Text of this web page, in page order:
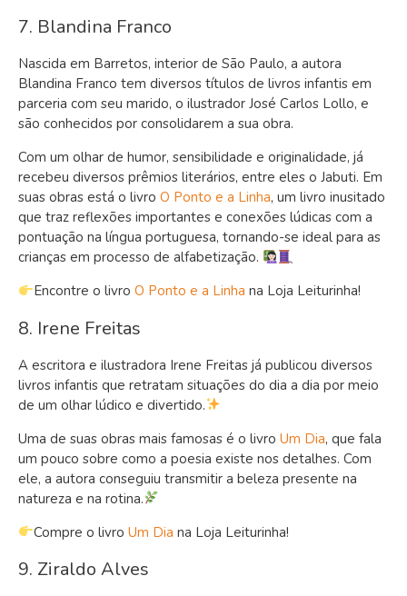
7. Blandina Franco
Nascida em Barretos, interior de São Paulo, a autora
Blandina Franco tem diversos títulos de livros infantis em
parceria com seu marido, o ilustrador José Carlos Lollo, e
são conhecidos por consolidarem a sua obra.
Com um olhar de humor, sensibilidade e originalidade, já
recebeu diversos prêmios literários, entre eles o Jabuti. Em
suas obras está o livro O Ponto e a Linha, um livro inusitado
que traz reflexões importantes e conexões lúdicas com a
pontuação na língua portuguesa, tornando-se ideal para as
crianças em processo de alfabetização.
Encontre o livroO Ponto e a Linha na Loja Leiturinha!
8. Irene Freitas
A escritora e ilustradora Irene Freitas já publicou diversos
livros infantis que retratam situações do dia a dia por meio
de um olhar lúdico e divertido.
Uma de suas obras mais famosas é o livro Um Dia, que fala
um pouco sobre como a poesia existe nos detalhes. Com
ele, a autora conseguiu transmitir a beleza presente na
natureza e na rotina.
Compre o livroUm Dia na Loja Leiturinha!
9. Ziraldo Alves